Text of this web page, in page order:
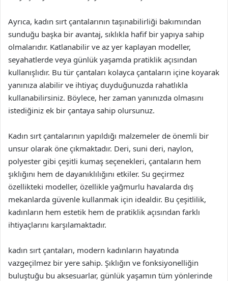
Ayrıca, kadın sırt çantalarının taşınabilirliği bakımından
sunduğu başka bir avantaj, sıklıkla hafif bir yapıya sahip
olmalarıdır. Katlanabilir ve az yer kaplayan modeller,
seyahatlerde veya günlük yaşamda pratiklik açısından
kullanışlıdır. Bu tür çantaları kolayca çantaların içine koyarak
yanınıza alabilir ve ihtiyaç duyduğunuzda rahatlıkla
kullanabilirsiniz. Böylece, her zaman yanınızda olmasını
istediğiniz ek bir çantaya sahip olursunuz.
Kadın sırt çantalarının yapıldığı malzemeler de önemli bir
unsur olarak öne çıkmaktadır. Deri, suni deri, naylon,
polyester gibi çeşitli kumaş seçenekleri, çantaların hem
şıklığını hem de dayanıklılığını etkiler. Su geçirmez
özellikteki modeller, özellikle yağmurlu havalarda dış
mekanlarda güvenle kullanmak için idealdir. Bu çeşitlilik,
kadınların hem estetik hem de pratiklik açısından farklı
ihtiyaçlarını karşılamaktadır.
kadın sırt çantaları, modern kadınların hayatında
vazgeçilmez bir yere sahip. Şıklığın ve fonksiyonelliğin
buluştuğu bu aksesuarlar, günlük yaşamın tüm yönlerinde